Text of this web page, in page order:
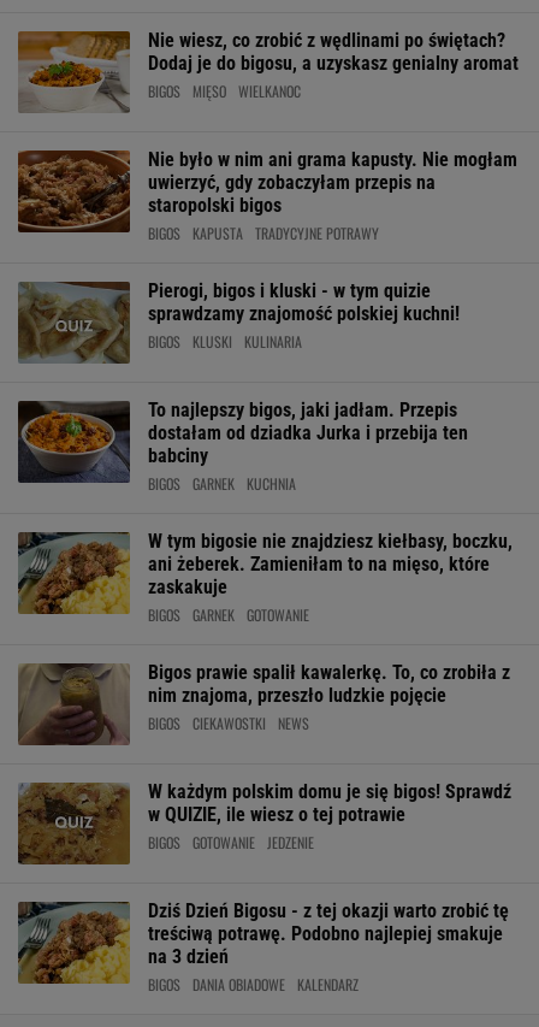
Nie wiesz, co zrobić z wędlinami po świętach?
Dodaj je do bigosu, a uzyskasz genialny aromat
BIGOS MIĘSO WIELKANOC
Nie było w nim ani grama kapusty. Nie mogłam
uwierzyć, gdy zobaczyłam przepis na
staropolski bigos
BIGOS KAPUSTA TRADYCYJNE POTRAWY
Pierogi, bigos i kluski - w tym quizie
sprawdzamy znajomość polskiej kuchni!
BIGOS KLUSKI KULINARIA
To najlepszy bigos, jaki jadłam. Przepis
dostałam od dziadka Jurka i przebija ten
babciny
BIGOS GARNEK KUCHNIA
W tym bigosie nie znajdziesz kiełbasy, boczku,
ani żeberek. Zamieniłam to na mięso, które
zaskakuje
BIGOS GARNEK GOTOWANIE
Bigos prawie spalił kawalerkę. To, co zrobiła z
nim znajoma, przeszło ludzkie pojęcie
BIGOS CIEKAWOSTKI NEWS
W każdym polskim domu je się bigos! Sprawdź
w QUIZIE, ile wiesz o tej potrawie
BIGOS GOTOWANIE JEDZENIE
Dziś Dzień Bigosu - z tej okazji warto zrobić tę
treściwą potrawę. Podobno najlepiej smakuje
na 3 dzień
BIGOS DANIA OBIADOWE KALENDARZ